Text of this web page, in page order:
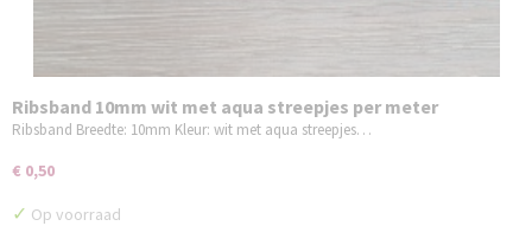
Ribsband 10mm wit met aqua streepjes per meter
Ribsband Breedte: 10mm Kleur: wit met aqua streepjes…
€ 0,50
✓ Op voorraad